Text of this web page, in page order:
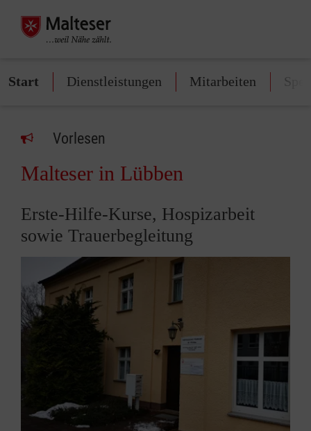
Start Dienstleistungen Mitarbeiten
Vorlesen
Malteser in Lübben
Erste-Hilfe-Kurse, Hospizarbeit
sowie Trauerbegleitung